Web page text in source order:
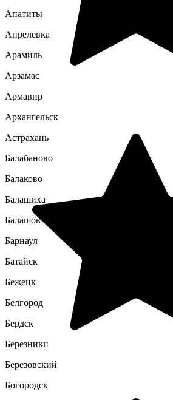
Апатиты
Апрелевка
Арамиль
Арзамас
Армавир
Архангельск
Астрахань
Балабаново
Балаково
Балашиха
Балашов
Барнаул
Батайск
Бежецк
Белгород
Бердск
Березники
Березовский
Богородск